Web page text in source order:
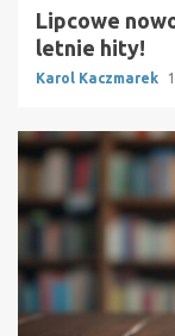
Lipcowe
letnie hity!
Karol Kaczmarek